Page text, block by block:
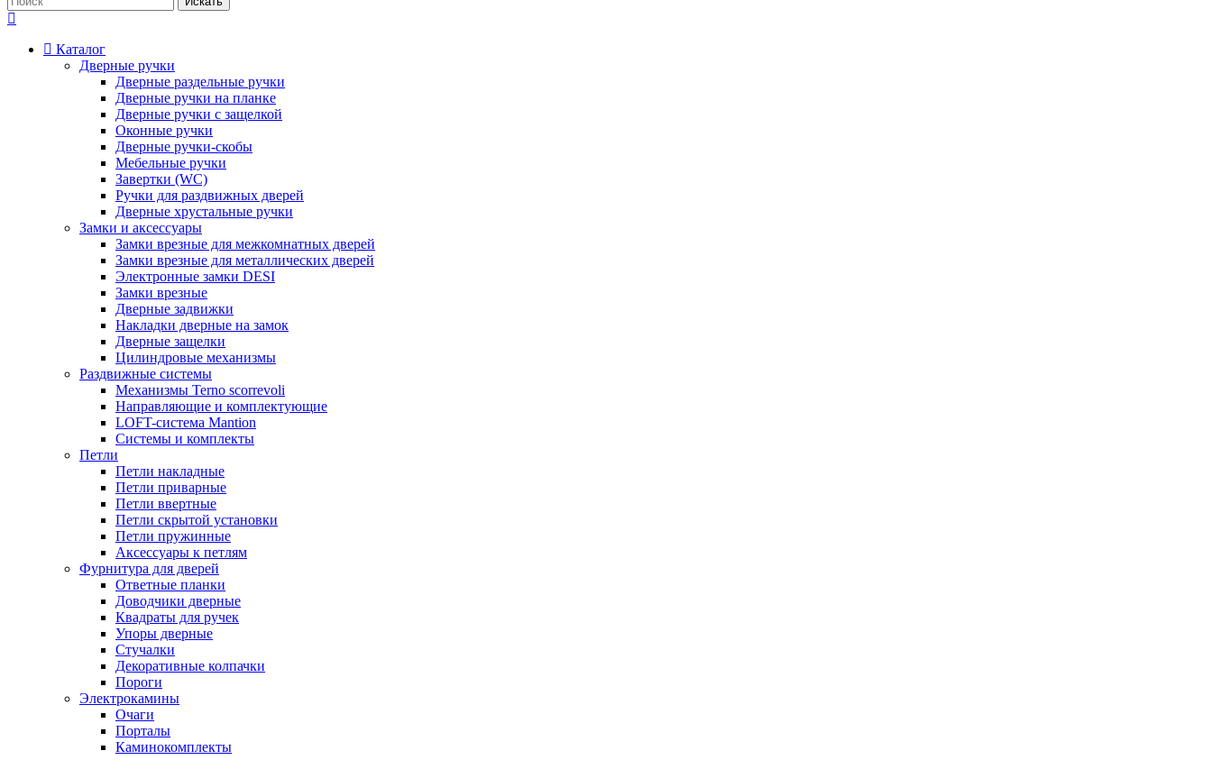
Каталог
Дверные ручки
Дверные раздельные ручки
Дверные ручки на планке
Дверные ручки с защелкой
Оконные ручки
Дверные ручки-скобы
Мебельные ручки
Завертки (WC)
Ручки для раздвижных дверей
Дверные хрустальные ручки
Замки и аксессуары
Замки врезные для межкомнатных дверей
Замки врезные для металлических дверей
Электронные замки DESI
Замки врезные
Дверные задвижки
Накладки дверные на замок
Дверные защелки
Цилиндровые механизмы
Раздвижные системы
Механизмы Terno scorrevoli
Направляющие и комплектующие
LOFT-cистема Mantion
Системы и комплекты
Петли
Петли накладные
Петли приварные
Петли ввертные
Петли скрытой установки
Петли пружинные
Аксессуары к петлям
Фурнитура для дверей
Ответные планки
Доводчики дверные
Квадраты для ручек
Упоры дверные
Стучалки
Декоративные колпачки
Пороги
Электрокамины
Очаги
Порталы
Каминокомплекты